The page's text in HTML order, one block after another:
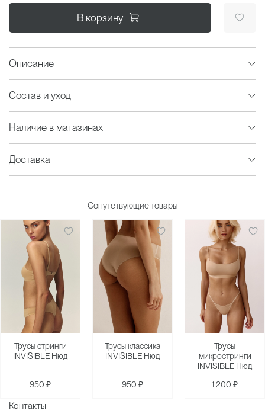
В корзину
Описание
Состав и уход
Наличие в магазинах
Доставка
Сопутствующие товары
Трусы стринги
INVISIBLE Нюд
950 ₽
Трусы классика
INVISIBLE Нюд
950 ₽
Трусы
микростринги
INVISIBLE Нюд
1 200 ₽
Контакты